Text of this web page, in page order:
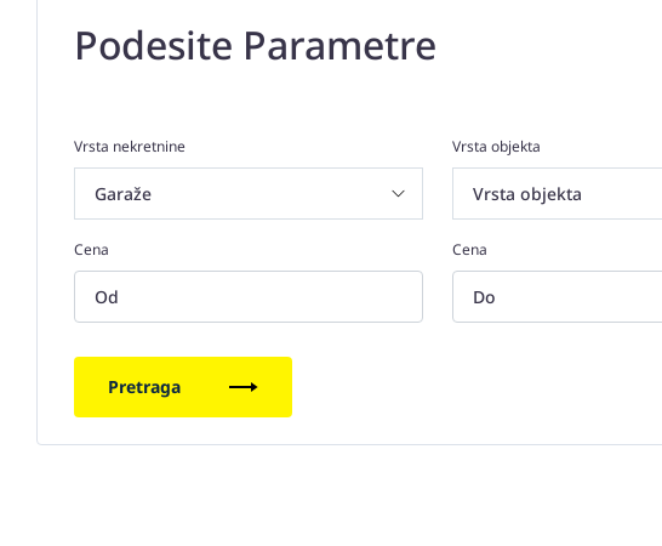
Podesite Parametre
Vrsta nekretnine Vrsta objekta
Cena Cena
Pretraga